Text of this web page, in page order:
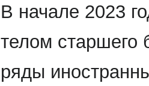
В начале 2023
телом старшего
ряды